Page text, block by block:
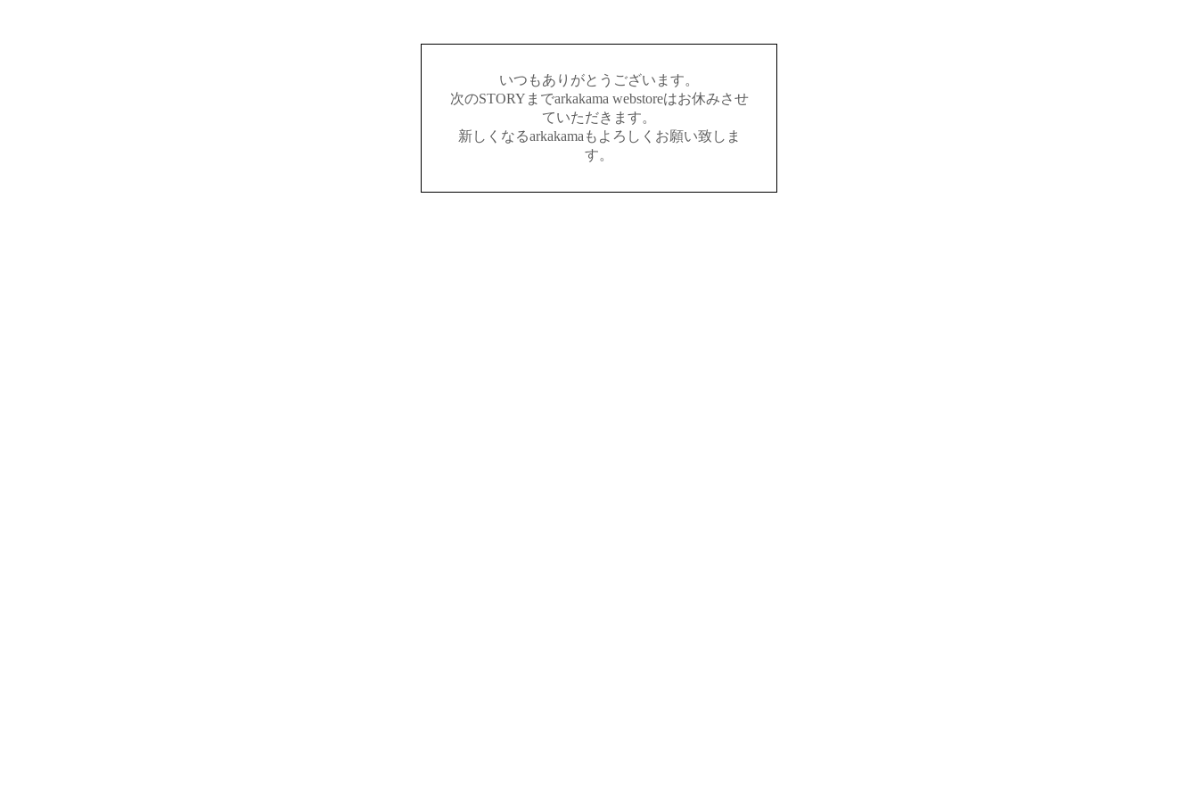
いつもありがとうございます。
次のSTORYまでarkakama webstoreはお休みさせ
ていただきます。
新しくなるarkakamaもよろしくお願い致しま
す。